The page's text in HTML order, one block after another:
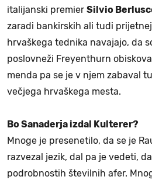
italijanski premier Silvio
zaradi bankirskih ali tudi
hrvaškega tednika navajajo, da
poslovneži Freyenthurn
menda pa se je v njem zabaval
večjega hrvaškega mesta.
Bo Sanaderja izdal Kulterer?
Mnoge je presenetilo, da se je
razvezal jezik, dal pa je vedeti,
podrobnostih številnih afer.